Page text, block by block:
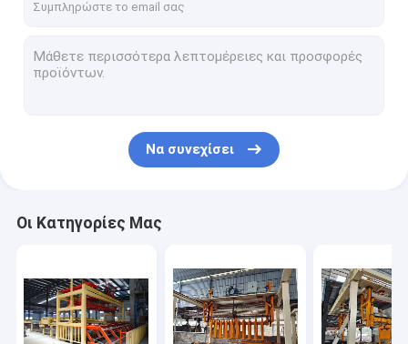
Να συνεχίσει
Οι Κατηγορίες Μας